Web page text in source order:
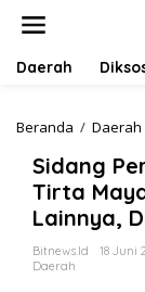
Daerah
Beranda / Daerah
Sidang
Tirta
Lainnya,
Bitnews.id
18 Juni
Daerah